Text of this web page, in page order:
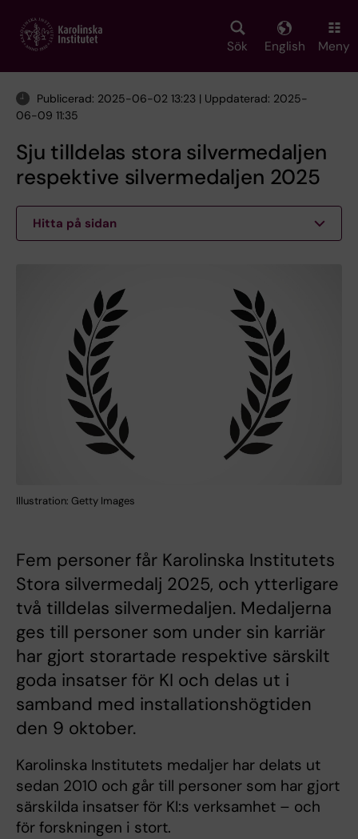
main
Sök English Meny
Publicerad: 2025-06-02 13:23 | Uppdaterad: 2025-
06-09 11:35
Sju tilldelas stora silvermedaljen
respektive silvermedaljen 2025
Hitta på sidan
Illustration: Getty Images
Fem personer får Karolinska Institutets
Stora silvermedalj 2025, och ytterligare
två tilldelas silvermedaljen. Medaljerna
ges till personer som under sin karriär
har gjort storartade respektive särskilt
goda insatser för KI och delas ut i
samband med installationshögtiden
den 9 oktober.
Karolinska Institutets medaljer har delats ut
sedan 2010 och går till personer som har gjort
särskilda insatser för KI:s verksamhet – och
för forskningen i stort.